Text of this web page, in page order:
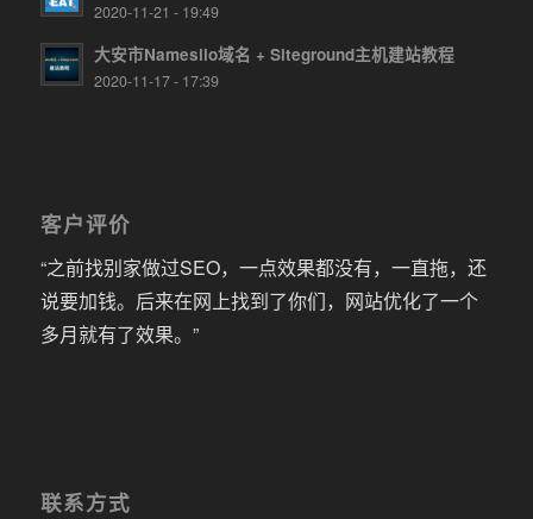
2020-11-21 - 19:49
大安市Namesilo域名 + Siteground主机建站教程
2020-11-17 - 17:39
客户评价
“之前找别家做过SEO，一点效果都没有，一直拖，还
说要加钱。后来在网上找到了你们，网站优化了一个
多月就有了效果。”
联系方式